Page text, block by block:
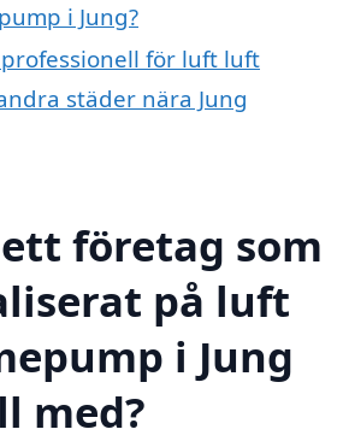
i Jung?
för luft luft
städer nära Jung
företag som
på luft
i Jung
med?